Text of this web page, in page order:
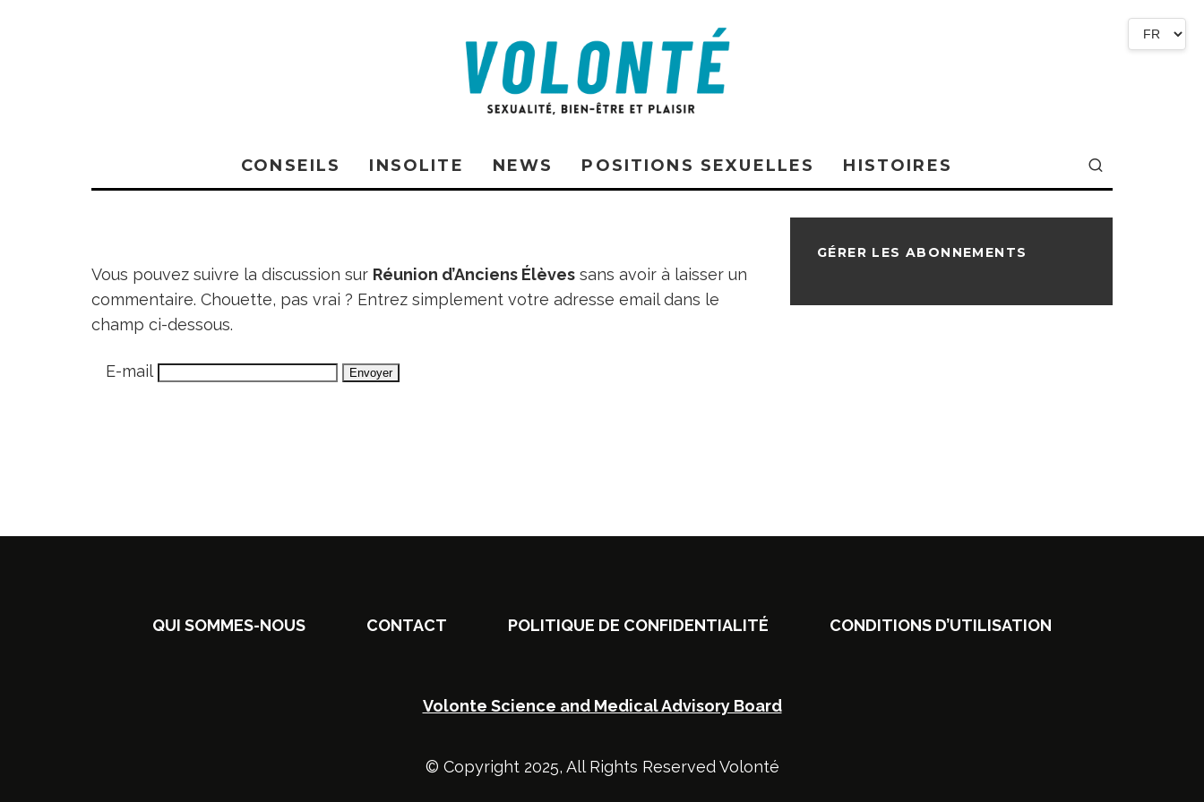
CONSEILS INSOLITE NEWS POSITIONS SEXUELLES HISTOIRES
Vous pouvez suivre la discussion sur Réunion d’Anciens Élèves sans avoir à laisser un
commentaire. Chouette, pas vrai ? Entrez simplement votre adresse email dans le
champ ci-dessous.
E-mail
GÉRER LES ABONNEMENTS
QUI SOMMES-NOUS CONTACT POLITIQUE DE CONFIDENTIALITÉ CONDITIONS D’UTILISATION
Volonte Science and Medical Advisory Board
© Copyright 2025, All Rights Reserved Volonté